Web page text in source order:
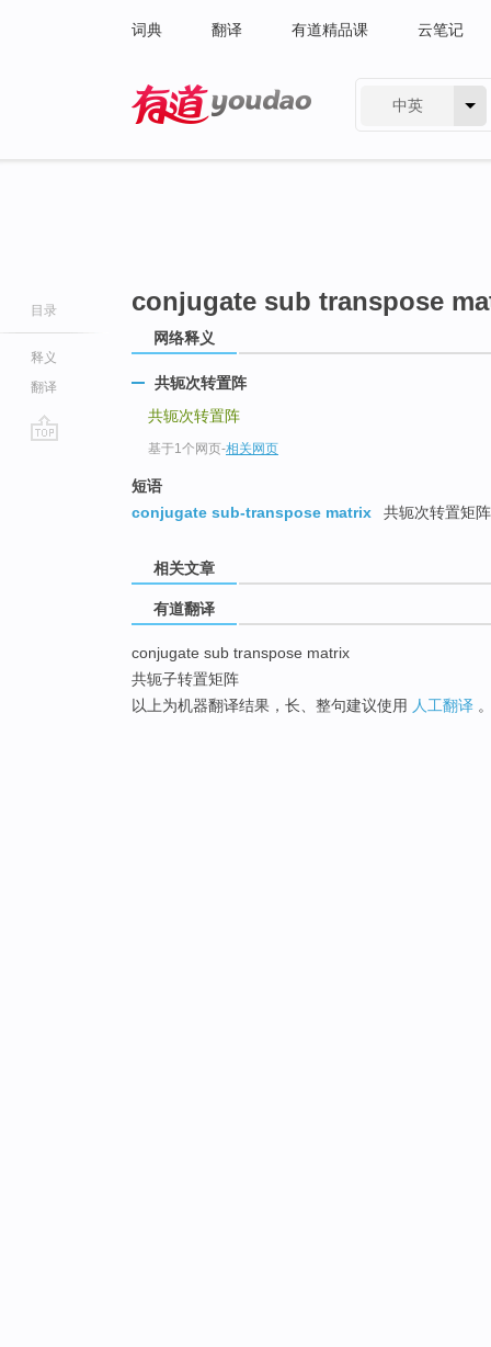
词典 翻译 有道精品课 云笔记
中英
目录
释义
翻译
conjugate sub transpose
网络释义
共轭次转置阵
共轭次转置阵
基于1个网页-相关网页
短语
conjugate sub-transpose matrix
共轭次转置矩阵
相关文章
有道翻译
conjugate sub transpose matrix
共轭子转置矩阵
以上为机器翻译结果，长、整句建议使用 人工翻译